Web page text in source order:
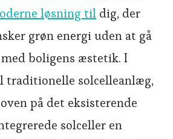
løsning til dig, der
grøn energi uden at gå
boligens æstetik. I
solcelleanlæg,
på det eksisterende
solceller en